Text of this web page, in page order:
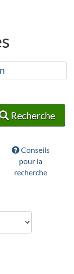
Recherche
Conseils
pour la
recherche